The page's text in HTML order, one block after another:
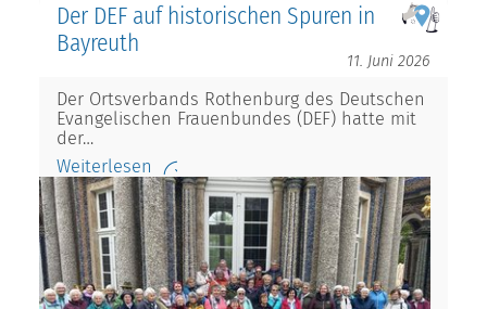
Der DEF auf historischen Spuren in
Bayreuth
11. Juni 2026
Der Ortsverbands Rothenburg des Deutschen
Evangelischen Frauenbundes (DEF) hatte mit
der…
Weiterlesen